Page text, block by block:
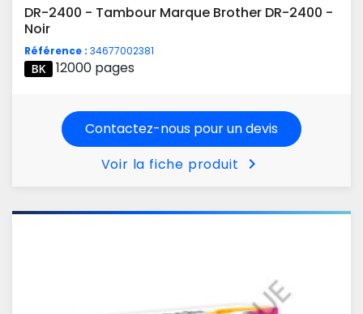
DR-2400 - Tambour Marque Brother DR-2400 -
Noir
Référence : 34677002381
12000 pages
Contactez-nous pour un devis
Voir la fiche produit
chevron_right